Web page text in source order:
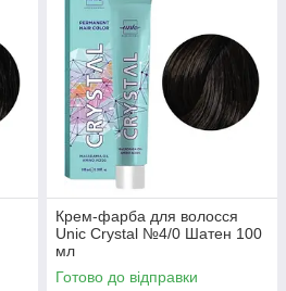
Крем-фарба для волосся
Unic Crystal №4/0 Шатен 100
мл
Готово до відправки